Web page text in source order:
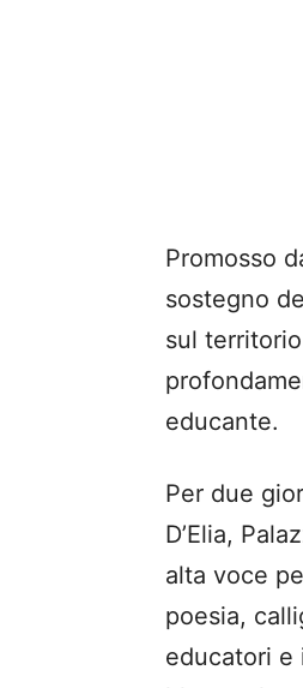
Promosso
sostegno
sul
educante.
Per due
D’Elia,
alta voce
poesia,
educatori e